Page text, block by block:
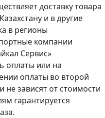
доставку товара
и в другие
в регионы
компании
Сервис»
оплаты или на
оплаты во второй
не зависят от стоимости
гарантируется